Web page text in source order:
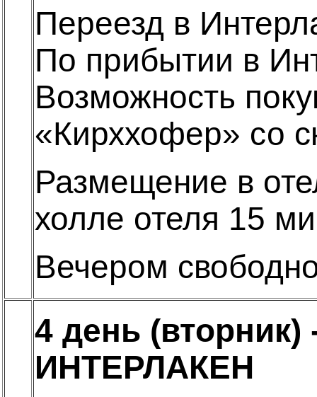
Переезд в
По прибытии в
Возможность
«Кирххофер» со
Размещение в
холле отеля 15
Вечером
4 день
ИНТЕРЛАКЕН